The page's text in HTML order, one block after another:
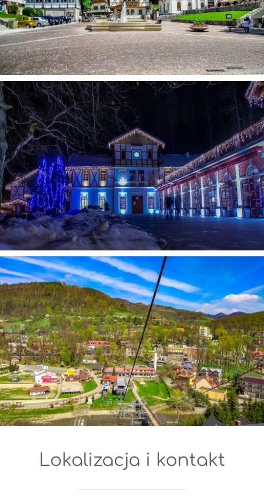
Lokalizacja i kontakt